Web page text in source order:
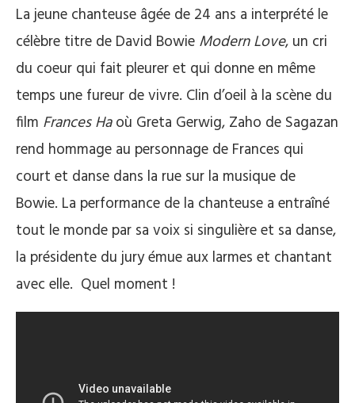
La jeune chanteuse âgée de 24 ans a interprété le
célèbre titre de David Bowie Modern Love, un cri
du coeur qui fait pleurer et qui donne en même
temps une fureur de vivre. Clin d’oeil à la scène du
film Frances Haoù Greta Gerwig, Zaho de Sagazan
rend hommage au personnage de Frances qui
court et danse dans la rue sur la musique de
Bowie. La performance de la chanteuse a entraîné
tout le monde par sa voix si singulière et sa danse,
la présidente du jury émue aux larmes et chantant
avec elle. Quel moment !